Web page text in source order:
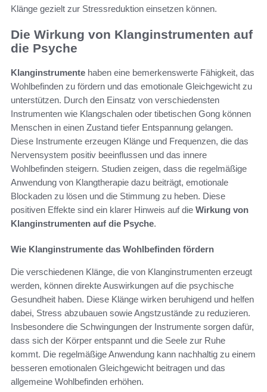
Klänge gezielt zur Stressreduktion einsetzen können.
Die Wirkung von Klanginstrumenten auf
die Psyche
Klanginstrumente haben eine bemerkenswerte Fähigkeit, das
Wohlbefinden zu fördern und das emotionale Gleichgewicht zu
unterstützen. Durch den Einsatz von verschiedensten
Instrumenten wie Klangschalen oder tibetischen Gong können
Menschen in einen Zustand tiefer Entspannung gelangen.
Diese Instrumente erzeugen Klänge und Frequenzen, die das
Nervensystem positiv beeinflussen und das innere
Wohlbefinden steigern. Studien zeigen, dass die regelmäßige
Anwendung von Klangtherapie dazu beiträgt, emotionale
Blockaden zu lösen und die Stimmung zu heben. Diese
positiven Effekte sind ein klarer Hinweis auf die Wirkung von
Klanginstrumenten auf die Psyche.
Wie Klanginstrumente das Wohlbefinden fördern
Die verschiedenen Klänge, die von Klanginstrumenten erzeugt
werden, können direkte Auswirkungen auf die psychische
Gesundheit haben. Diese Klänge wirken beruhigend und helfen
dabei, Stress abzubauen sowie Angstzustände zu reduzieren.
Insbesondere die Schwingungen der Instrumente sorgen dafür,
dass sich der Körper entspannt und die Seele zur Ruhe
kommt. Die regelmäßige Anwendung kann nachhaltig zu einem
besseren emotionalen Gleichgewicht beitragen und das
allgemeine Wohlbefinden erhöhen.